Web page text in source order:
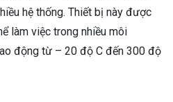
hệ thống. Thiết bị này được
làm việc trong nhiều môi
động từ – 20 độ C đến 300 độ